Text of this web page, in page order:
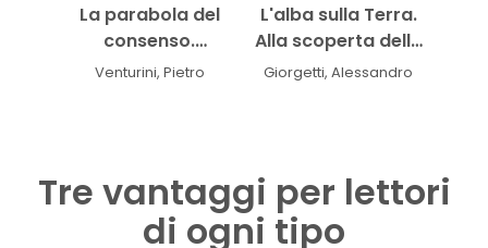
La parabola del
consenso.
L'evoluzione politica
Venturini, Pietro
L'alba sulla Terra.
Alla scoperta delle
origini della vita
Giorgetti, Alessandro
Tre vantaggi per lettori
di ogni tipo